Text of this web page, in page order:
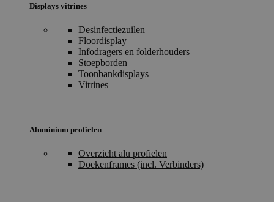
Displays vitrines
Desinfectiezuilen
Floordisplay
Infodragers en folderhouders
Stoepborden
Toonbankdisplays
Vitrines
Aluminium profielen
Overzicht alu profielen
Doekenframes (incl. Verbinders)